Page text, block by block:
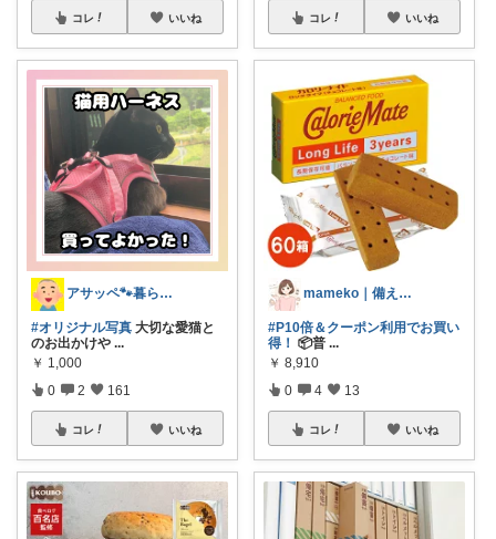
コレ いいね
アサッペ🐾暮らしを整える愛用品セレクト
#オリジナル写真 大切な愛猫と
のお出かけや ...
￥ 1,000
0 2 161
コレ いいね
コレ いいね
mameko｜備える暮らし
#P10倍＆クーポン利用でお買い
得！ 📦普 ...
￥ 8,910
0 4 13
コレ いいね